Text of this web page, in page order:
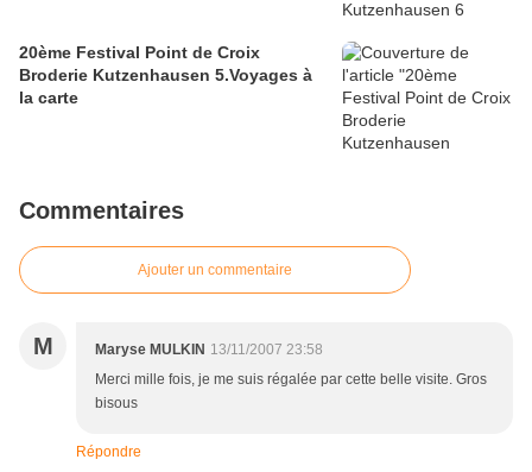
20ème Festival Point de Croix
Broderie Kutzenhausen 5.Voyages à
la carte
Commentaires
Ajouter un commentaire
M Maryse MULKIN 13/11/2007 23:58
Merci mille fois, je me suis régalée par cette belle visite. Gros
bisous
Répondre